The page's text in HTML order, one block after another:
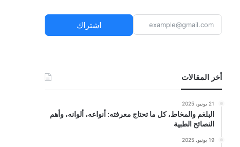
ث
ع
ن
اشتراك
أخر المقالات
21 يونيو، 2025
البلغم والمخاط، كل ما تحتاج معرفته: أنواعه، ألوانه، وأهم
النصائح الطبية
19 يونيو، 2025